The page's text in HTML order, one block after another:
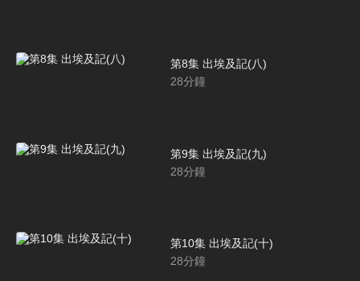
第8集 出埃及記(八)
28分鐘
第9集 出埃及記(九)
28分鐘
第10集 出埃及記(十)
28分鐘